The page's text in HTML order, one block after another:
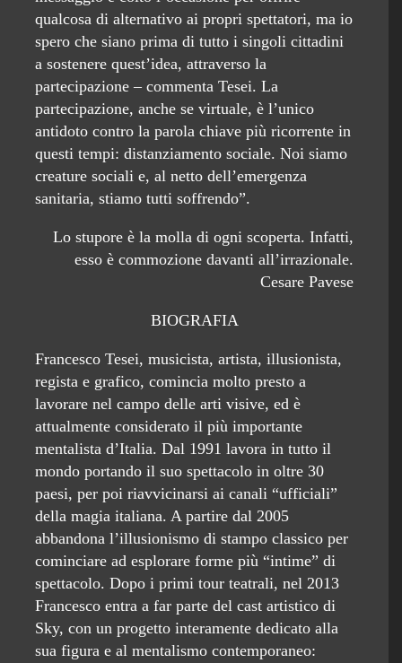
qualcosa di alternativo ai propri spettatori, ma io
spero che siano prima di tutto i singoli cittadini
a sostenere quest’idea, attraverso la
partecipazione – commenta Tesei. La
partecipazione, anche se virtuale, è l’unico
antidoto contro la parola chiave più ricorrente in
questi tempi: distanziamento sociale. Noi siamo
creature sociali e, al netto dell’emergenza
sanitaria, stiamo tutti soffrendo”.
Lo stupore è la molla di ogni scoperta. Infatti,
esso è commozione davanti all’irrazionale.
Cesare Pavese
BIOGRAFIA
Francesco Tesei, musicista, artista, illusionista,
regista e grafico, comincia molto presto a
lavorare nel campo delle arti visive, ed è
attualmente considerato il più importante
mentalista d’Italia. Dal 1991 lavora in tutto il
mondo portando il suo spettacolo in oltre 30
paesi, per poi riavvicinarsi ai canali “ufficiali”
della magia italiana. A partire dal 2005
abbandona l’illusionismo di stampo classico per
cominciare ad esplorare forme più “intime” di
spettacolo. Dopo i primi tour teatrali, nel 2013
Francesco entra a far parte del cast artistico di
Sky, con un progetto interamente dedicato alla
sua figura e al mentalismo contemporaneo: